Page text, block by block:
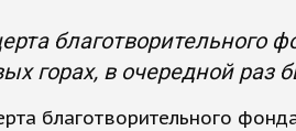
благотворительного
горах, в очередной
благотворительного